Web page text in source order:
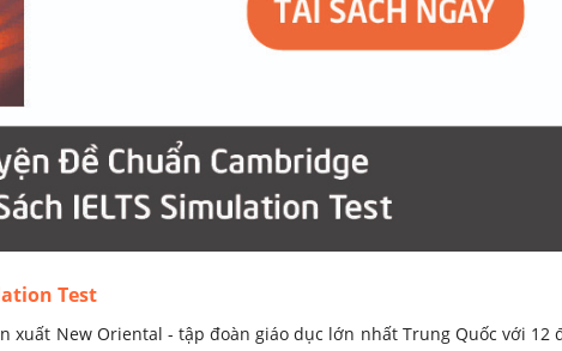
Test
xuất New Oriental - tập đoàn giáo dục lớn nhất Trung Quốc với 12